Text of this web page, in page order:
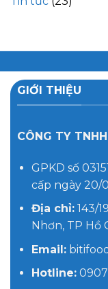
GIỚI THIỆU
CÔNG TY
GPKD số
cấp ngày 20/
Địa chỉ:143/
Nhơn, TP Hồ
Email:
Hotline: